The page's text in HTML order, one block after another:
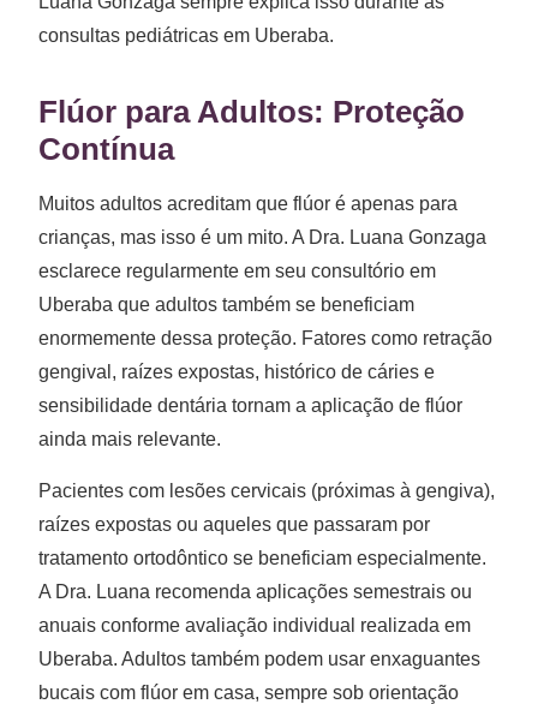
consultas pediátricas em Uberaba.
Flúor para Adultos: Proteção
Contínua
Muitos adultos acreditam que flúor é apenas para
crianças, mas isso é um mito. A Dra. Luana Gonzaga
esclarece regularmente em seu consultório em
Uberaba que adultos também se beneficiam
enormemente dessa proteção. Fatores como retração
gengival, raízes expostas, histórico de cáries e
sensibilidade dentária tornam a aplicação de flúor
ainda mais relevante.
Pacientes com lesões cervicais (próximas à gengiva),
raízes expostas ou aqueles que passaram por
tratamento ortodôntico se beneficiam especialmente.
A Dra. Luana recomenda aplicações semestrais ou
anuais conforme avaliação individual realizada em
Uberaba. Adultos também podem usar enxaguantes
bucais com flúor em casa, sempre sob orientação